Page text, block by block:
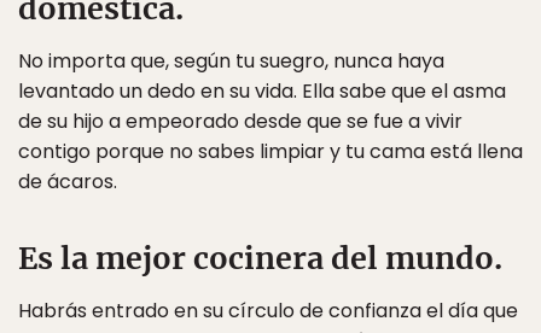
doméstica.
No importa que, según tu suegro, nunca haya
levantado un dedo en su vida. Ella sabe que el asma
de su hijo a empeorado desde que se fue a vivir
contigo porque no sabes limpiar y tu cama está llena
de ácaros.
Es la mejor cocinera del mundo.
Habrás entrado en su círculo de confianza el día que